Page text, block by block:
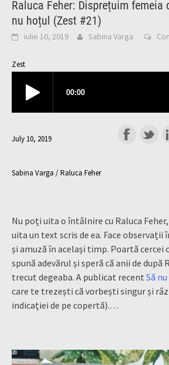
Raluca Feher: Disprețuim femeia
nu hoțul (Zest #21)
iulie 10, 2019 Sabina Varga
Zest
July 10, 2019
Sabina Varga / Raluca Feher
Nu poți uita o întâlnire cu Raluca
uita un text scris de ea. Face observații
și amuză în același timp. Poartă cercei
spună adevărul și speră că anii de după
trecut degeaba. A publicat recent Să
care te trezești că vorbești singur și
indicației de pe copertă).…